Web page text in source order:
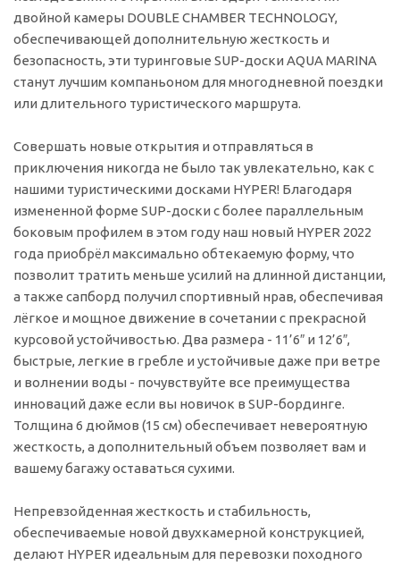
двойной камеры DOUBLE CHAMBER TECHNOLOGY,
обеспечивающей дополнительную жесткость и
безопасность, эти туринговые SUP-доски AQUA MARINA
станут лучшим компаньоном для многодневной поездки
или длительного туристического маршрута.
Совершать новые открытия и отправляться в
приключения никогда не было так увлекательно, как с
нашими туристическими досками HYPER! Благодаря
измененной форме SUP-доски с более параллельным
боковым профилем в этом году наш новый HYPER 2022
года приобрёл максимально обтекаемую форму, что
позволит тратить меньше усилий на длинной дистанции,
а также сапборд получил спортивный нрав, обеспечивая
лёгкое и мощное движение в сочетании с прекрасной
курсовой устойчивостью. Два размера - 11’6″ и 12’6″,
быстрые, легкие в гребле и устойчивые даже при ветре
и волнении воды - почувствуйте все преимущества
инноваций даже если вы новичок в SUP-бординге.
Толщина 6 дюймов (15 см) обеспечивает невероятную
жесткость, а дополнительный объем позволяет вам и
вашему багажу оставаться сухими.
Непревзойденная жесткость и стабильность,
обеспечиваемые новой двухкамерной конструкцией,
делают HYPER идеальным для перевозки походного